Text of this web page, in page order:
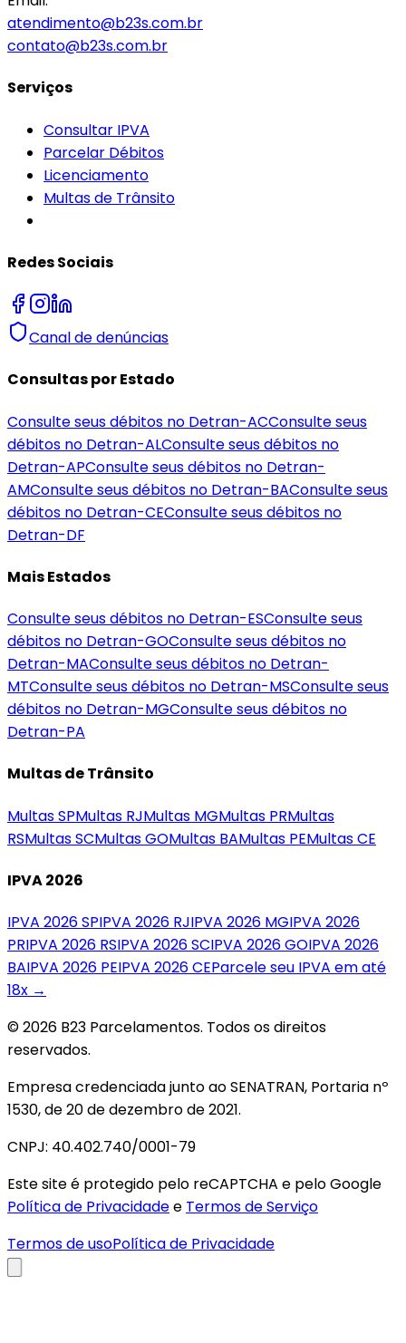
atendimento@b23s.com.br
contato@b23s.com.br
Serviços
Consultar IPVA
Parcelar Débitos
Licenciamento
Multas de Trânsito
Redes Sociais
Canal de denúncias
Consultas por Estado
Consulte seus débitos no Detran-ACConsulte seus
débitos no Detran-ALConsulte seus débitos no
Detran-APConsulte seus débitos no Detran-
AMConsulte seus débitos no Detran-BAConsulte seus
débitos no Detran-CEConsulte seus débitos no
Detran-DF
Mais Estados
Consulte seus débitos no Detran-ESConsulte seus
débitos no Detran-GOConsulte seus débitos no
Detran-MAConsulte seus débitos no Detran-
MTConsulte seus débitos no Detran-MSConsulte seus
débitos no Detran-MGConsulte seus débitos no
Detran-PA
Multas de Trânsito
MultasSPMultas RJMultas MGMultas PRMultas
RSMultasSCMultasGOMultas BAMultas PEMultasCE
IPVA 2026
IPVA 2026SPIPVA 2026 RJIPVA 2026 MGIPVA 2026
PRIPVA 2026 RSIPVA 2026SCIPVA 2026GOIPVA 2026
BAIPVA 2026 PEIPVA 2026CEParcele seu IPVA em até
18x →
© 2026 B23 Parcelamentos. Todos os direitos
reservados.
Empresa credenciada junto ao SENATRAN, Portaria nº
1530, de 20 de dezembro de 2021.
CNPJ: 40.402.740/0001-79
Este site é protegido pelo reCAPTCHA e pelo Google
Política de Privacidadee Termos de Serviço
Termos de usoPolítica de Privacidade